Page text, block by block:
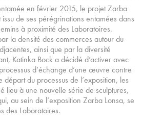
en février 2015, le projet Zarba
de ses pérégrinations entamées dans
à proximité des Laboratoires.
la densité des commerces autour du
ainsi que par la diversité
Katinka Bock a décidé d’activer avec
d’échange d’une œuvre contre
départ du processus de l’exposition, les
lieu à une nouvelle série de sculptures,
au sein de l’exposition Zarba Lonsa, se
des Laboratoires.